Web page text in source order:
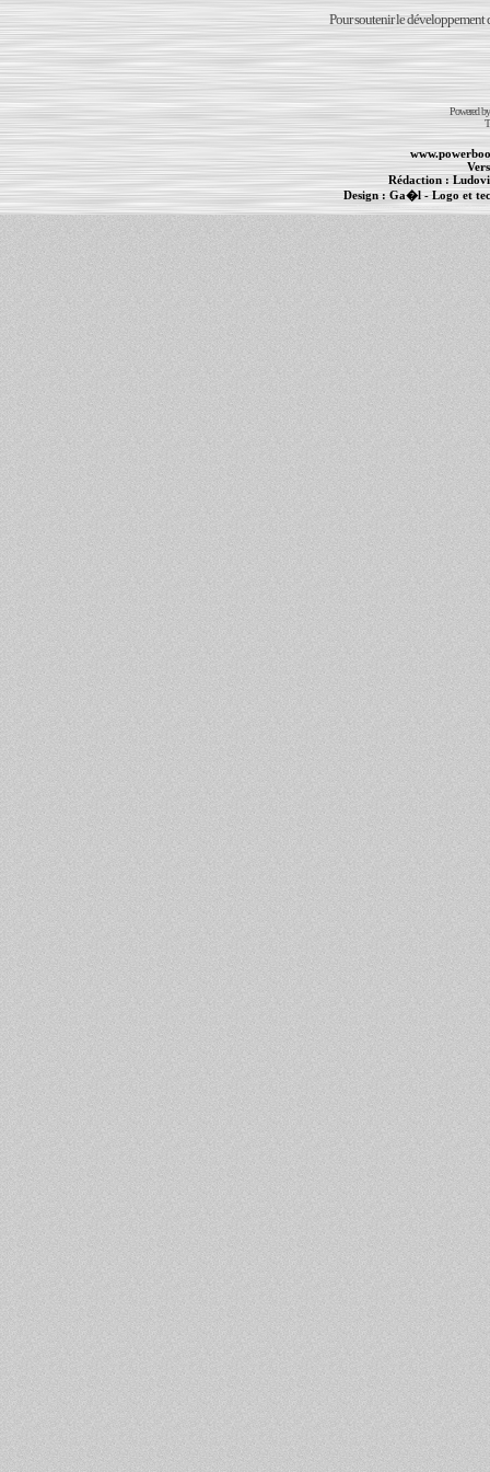
Pour soutenir le développement
Powered
Rédaction :
Design :Ga�l- Logo et
PowerBook